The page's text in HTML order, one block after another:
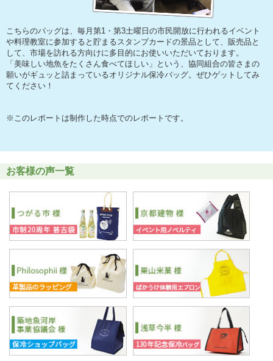
こちらのバッグは、毎月第1・第3土曜日の市民開放に行われるイベント
や料理教室に参加すると貯まるスタンプカードの景品として、販売品と
して、市場を訪れる方向けに多目的にお使いいただいております。
「美味しい地魚をたくさん食べてほしい」という、協同組合の皆さまの
願いがギュッと詰まっているオリジナル保冷バッグ。ぜひゲットしてみ
てください！
※このレポートは制作した時点でのレポートです。
お客様の声一覧